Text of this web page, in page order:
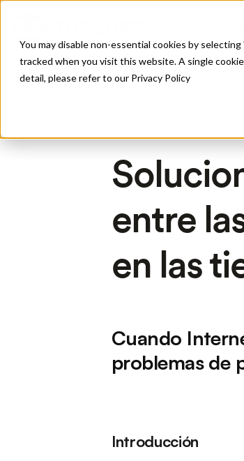
You may disable non-essential cookies by
tracked when you visit this website. A single
detail, please refer to our Privacy Policy
entre
en las
Cuando
problemas de
Introducción